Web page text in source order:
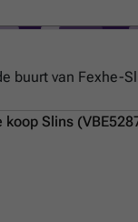
buurt van Fexhe-